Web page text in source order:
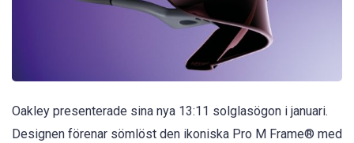
Oakley presenterade sina nya 13:11 solglasögon i januari.
Designen förenar sömlöst den ikoniska Pro M Frame® med